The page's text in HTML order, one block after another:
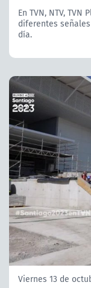
En TVN, NTV,
diferentes
día.
Viernes 13 de